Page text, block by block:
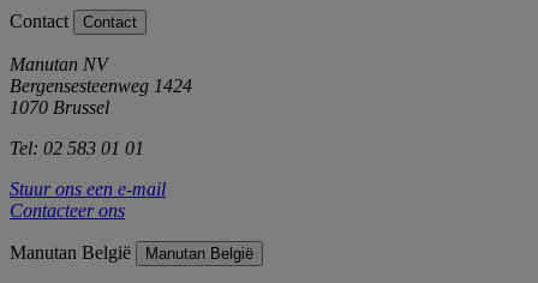
Contact Contact
Manutan NV
Bergensesteenweg 1424
1070 Brussel
Tel: 02 583 01 01
Stuur ons een e-mail
Contacteer ons
Manutan België Manutan België